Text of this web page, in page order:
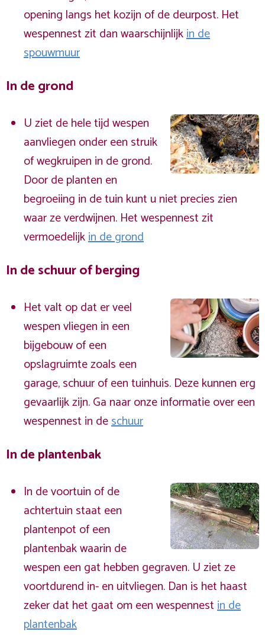
opening langs het kozijn of de deurpost. Het
wespennest zit dan waarschijnlijkin de
spouwmuur
In de grond
U ziet de hele tijd wespen
aanvliegen onder een struik
of wegkruipen in de grond.
Door de planten en
begroeiing in de tuin kunt u niet precies zien
waar ze verdwijnen. Het wespennest zit
vermoedelijkin de grond
In de schuur of berging
Het valt op dat er veel
wespen vliegen in een
bijgebouw of een
opslagruimte zoals een
garage, schuur of een tuinhuis. Deze kunnen erg
gevaarlijk zijn. Ga naar onze informatie over een
wespennest in deschuur
In de plantenbak
In de voortuin of de
achtertuin staat een
plantenpot of een
plantenbak waarin de
wespen een gat hebben gegraven. U ziet ze
voortdurend in- en uitvliegen. Dan is het haast
zeker dat het gaat om een wespennestin de
plantenbak